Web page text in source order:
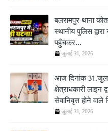
बलरामपुर थाना
स्थानीय पुलिस
पहुँचकर...
जुलाई 31, 2026
आज दिनांक
क्षेत्राधकारी लाइन
सेवानिवृत्त होने वाले
जुलाई 31, 2026